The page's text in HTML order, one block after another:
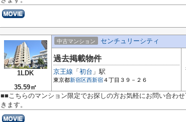
1LDK
35.59㎡
中古マンション センチュリーシティ
過去掲載物件
京王線 「 初台 」駅
東京都新宿区西新宿４丁目３９－２６
■■こちらのマンション限定でお探しの方お気軽にお問い合わ
きます。